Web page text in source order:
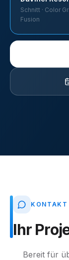
Schnitt · Color
Fusion
KONTAKT
Ihr
Bereit für